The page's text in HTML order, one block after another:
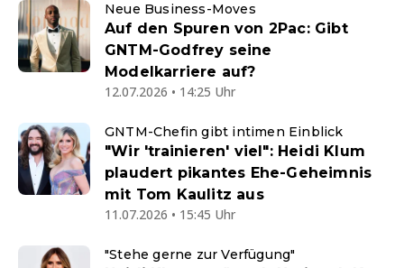
Neue Business-Moves
Auf den Spuren von 2Pac: Gibt
GNTM-Godfrey seine
Modelkarriere auf?
12.07.2026 • 14:25 Uhr
GNTM-Chefin gibt intimen Einblick
"Wir 'trainieren' viel": Heidi Klum
plaudert pikantes Ehe-Geheimnis
mit Tom Kaulitz aus
11.07.2026 • 15:45 Uhr
"Stehe gerne zur Verfügung"